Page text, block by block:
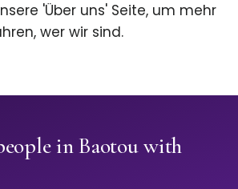
'Über uns' Seite, um mehr
wer wir sind.
in Baotou with